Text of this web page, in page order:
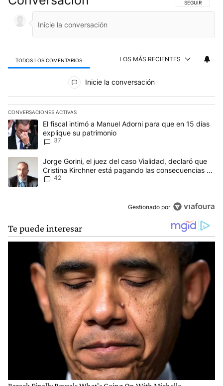
SIGA ESTA
SEGUIR
TODOS LOS COMENTARIOS LOS MÁS RECIENTES
Todos los comentarios
Inicie la conversación
CONVERSACIONES ACTIVAS
Este listado muestra los artículos con más comentarios en los
Un artículo de tendencia con el título "El fiscal intimó a Manuel
El fiscal intimó a Manuel Adorni para que en 15 días
explique su patrimonio
37
Un artículo de tendencia con el título "Jorge Gorini, el juez del
Jorge Gorini, el juez del caso Vialidad, declaró que
Cristina Kirchner está pagando las consecuencias de
cometer "un delito comprobado"
42
Gestionado por